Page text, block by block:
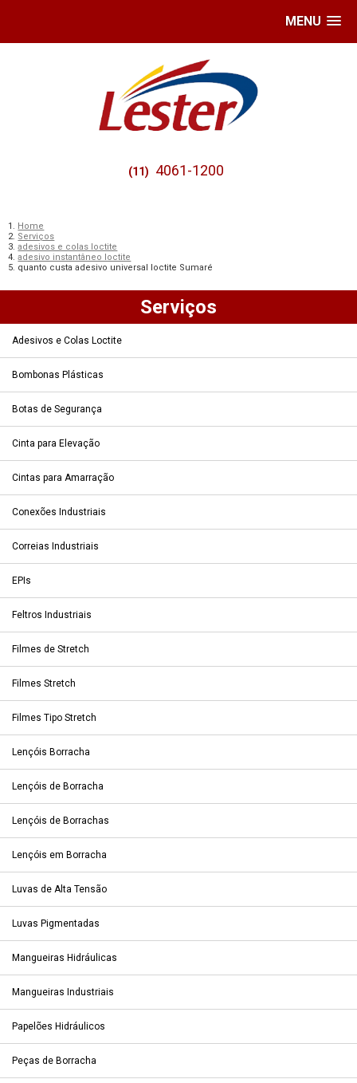
MENU
(11) 4061-1200
Home
Serviços
adesivos e colas loctite
adesivo instantâneo loctite
quanto custa adesivo universal loctite Sumaré
Serviços
Adesivos e Colas Loctite
Bombonas Plásticas
Botas de Segurança
Cinta para Elevação
Cintas para Amarração
Conexões Industriais
Correias Industriais
EPIs
Feltros Industriais
Filmes de Stretch
Filmes Stretch
Filmes Tipo Stretch
Lençóis Borracha
Lençóis de Borracha
Lençóis de Borrachas
Lençóis em Borracha
Luvas de Alta Tensão
Luvas Pigmentadas
Mangueiras Hidráulicas
Mangueiras Industriais
Papelões Hidráulicos
Peças de Borracha